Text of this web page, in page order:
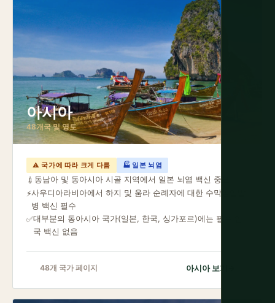
아시아
48개국 및 영토
⚠ 국가에 따라 크게 다름 🏭 일본 뇌염
💉 동남아 및 동아시아 시골 지역에서 일본 뇌염 백신 중요
⚡사우디아라비아에서 하지 및 움라 순례자에 대한 수막양열발
병 백신 필수
✅대부분의 동아시아 국가(일본, 한국, 싱가포르)에는 필수 입
국 백신 없음
48개 국가 페이지 아시아 보기